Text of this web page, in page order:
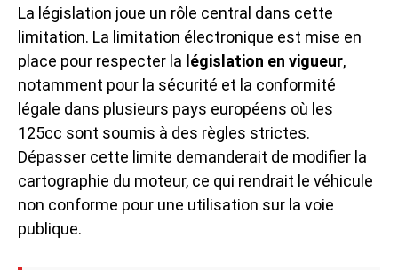
La législation joue un rôle central dans cette
limitation. La limitation électronique est mise en
place pour respecter la législation en vigueur,
notamment pour la sécurité et la conformité
légale dans plusieurs pays européens où les
125cc sont soumis à des règles strictes.
Dépasser cette limite demanderait de modifier la
cartographie du moteur, ce qui rendrait le véhicule
non conforme pour une utilisation sur la voie
publique.